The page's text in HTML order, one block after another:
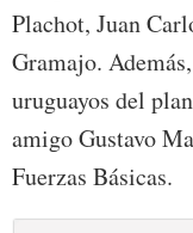
Plachot, Juan
Gramajo.
uruguayos del
amigo Gustavo
Fuerzas Básicas.